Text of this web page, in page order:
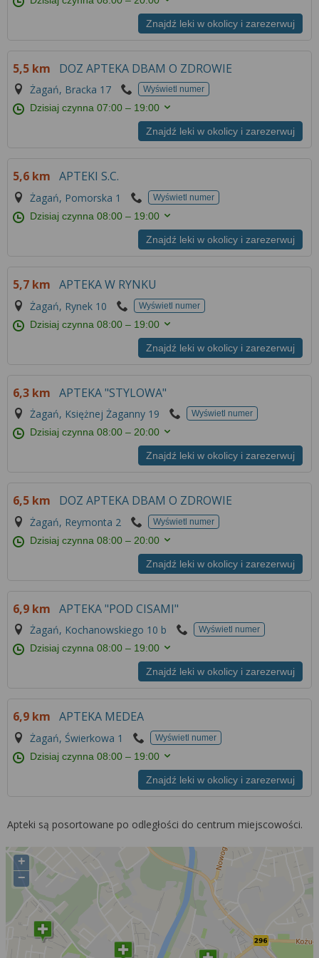
Znajdź leki w okolicy i zarezerwuj
5,5 km DOZ APTEKA DBAM O ZDROWIE
Żagań, Bracka 17 Wyświetl numer
Dzisiaj czynna07:00 – 19:00
Znajdź leki w okolicy i zarezerwuj
5,6 km APTEKI S.C.
Żagań, Pomorska 1 Wyświetl numer
Dzisiaj czynna08:00 – 19:00
Znajdź leki w okolicy i zarezerwuj
5,7 km APTEKA W RYNKU
Żagań, Rynek 10 Wyświetl numer
Dzisiaj czynna08:00 – 19:00
Znajdź leki w okolicy i zarezerwuj
6,3 km APTEKA "STYLOWA"
Żagań, Księżnej Żaganny 19 Wyświetl numer
Dzisiaj czynna08:00 – 20:00
Znajdź leki w okolicy i zarezerwuj
6,5 km DOZ APTEKA DBAM O ZDROWIE
Żagań, Reymonta 2 Wyświetl numer
Dzisiaj czynna08:00 – 20:00
Znajdź leki w okolicy i zarezerwuj
6,9 km APTEKA "POD CISAMI"
Żagań, Kochanowskiego 10 b Wyświetl numer
Dzisiaj czynna08:00 – 19:00
Znajdź leki w okolicy i zarezerwuj
6,9 km APTEKA MEDEA
Żagań, Świerkowa 1 Wyświetl numer
Dzisiaj czynna08:00 – 19:00
Znajdź leki w okolicy i zarezerwuj
Apteki są posortowane po odległości do centrum miejscowości.
+
−
Więcej informacji na temat wykorzystywania
narzędzi zewnętrznych w naszym serwisie